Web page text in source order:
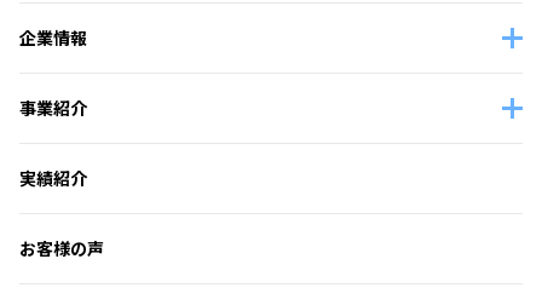
企業情報
事業紹介
実績紹介
お客様の声